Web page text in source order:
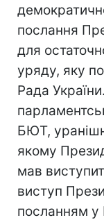
послання
для
уряду, яку
Рада
БЮТ,
якому
мав
виступ
посланням у